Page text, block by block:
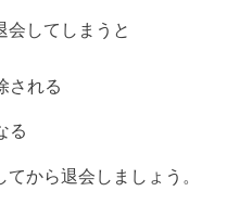
会してしまうと
される
る
から退会しましょう。